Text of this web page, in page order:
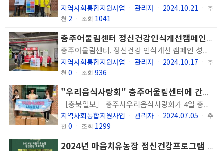
지역사회통합지원사업 관리자 2024.10.21
추
천 2 조회 1041
충주어울림센터 정신건강인식개선캠페인 실시
충주어울림센터, 정신건강 인식개선 캠페인 성료 충주어울림센터 관계자들이 정신건강 인식개선 캠페인을 벌이고 있다. ［충북일보］ 충주어울림센터가 세계 정신건강의 날을 맞아 최근 정신건강 인식개선 캠페인을 성공적으로 마무리했다. 정신건강의 날은 매년 10월 10일로, 2017년 5월 30일 시행된 정신건강복지법 전면개정에 따라 지정된 법정 기념일이다. 이번 캠페인은 충주시민들을 대상으로 충주시보건소와 호암지 산책로에서 진행됐으며, 시민들에게 정신건강의 중요성과 정신질환에 대한 올바른 정보를 전달했다. 이를 위해 플로깅 활동을 펼치며, 관련 안내문과 간식 꾸러미를 나눠 주는 행사가 함께 진행됐다. 이와 함께 충주어울림센터가 운영하는 푸드트럭에서는 '편견 없는 커피 나눔' 행사를 통해 무료로 차를 제공하며 시민들의 참여를 유도했다. 한금희 관장은 "정신장애인 당사자들이 직접 참여해 충주시민의 관심과 호응 속에서 캠페인을 성공적으로 마무리할 수 있었다"며 "앞으로도 정신장애인들이 사회에 적극 참여할 수 있는 기회를 마련하고, 이를 통해 시민들이 정신건강에 대한 긍정적 인식을 가질 수 있도록 지속적으로 노력하겠다"고 전했다. 캠페인에 참여한 한 정신장애인 당사자는 "정신건강의 날을 알릴 수 있어 매우 뜻깊었으며, 시민들이 관심을 가져주고 격려의 말을 전해줘 감사했다"고 말했다. 충주 / 윤호노기자
지역사회통합지원사업 관리자 2024.10.17
추
천 0 조회 936
"우리음식사랑회" 충주어울림센터에 간식 후원
［충북일보］ 충주시우리음식사랑회가 4일 충주어울림센터를 방문해 우리쌀로 만든 간식을 전달했다. 조윤선 회장은 "지역 내 정신질환자분들이 우리 쌀로 만든 건강한 간식을 드시기를 바라는 마음에서 간식을 준비했다"며 "앞으로도 꾸준히 봉사와 나눔을 하고 싶다"고 말했다. 충주어울림센터 한금희 관장은 "지역사회단체의 관심과 우리음식사랑회 덕분에 기관 이용자들에게 건강한 간식을 드릴 수 있어 감사하다"고 전했다. 우리음식사랑회는 우리 농산물 조리가공에 관심 있는 회원들이 모여 우리 고유의 맛 보전과 계승을 위해 활동하는 학습모임으로, 충주의 음식문화 발전에 기여하고 있다. 한편, 충주어울림센터는 만 15세 이상의 정신장애인을 대상으로 재활 프로그램을 통해 회복을 돕는 정신재활시설이다. 조현병, 양극성장애, 우울증 등의 진단을 받은 이들이 지역사회에서 더불어 살아갈 수 있도록 다양한 정신재활서비스를 제공하고 있다.
지역사회통합지원사업 관리자 2024.07.05
추
천 0 조회 1299
2024년 마음치유농장 정신건강프로그램 실시